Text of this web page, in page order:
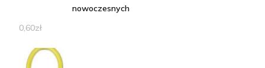
nowoczesnych
0,60zł